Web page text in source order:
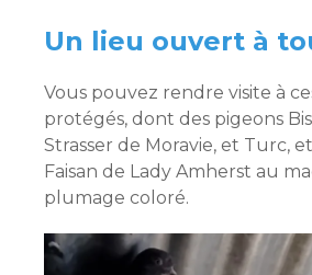
Un lieu ouvert à
Vous pouvez rendre visite à
protégés, dont des pigeons
Strasser de Moravie, et Turc,
Faisan de Lady Amherst au
plumage coloré.